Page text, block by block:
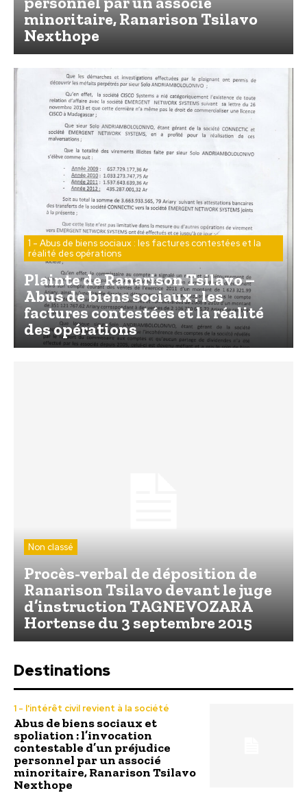
minoritaire, Ranarison Tsilavo
Nexthope
1 - Abus de biens sociaux : les factures contestées et la
réalité des opérations
Plainte de Ranarison Tsilavo –
Abus de biens sociaux : les
factures contestées et la réalité
des opérations
Non classé
Procès-verbal de déposition de
Ranarison Tsilavo devant le juge
d’instruction TAGNEVOZARA
Hortense du 3 septembre 2015
Destinations
1 - l'intérêt civil revient à la société
Abus de biens sociaux et
spoliation : l’invocation
contestable d’un préjudice
personnel par un associé
minoritaire, Ranarison Tsilavo
Nexthope